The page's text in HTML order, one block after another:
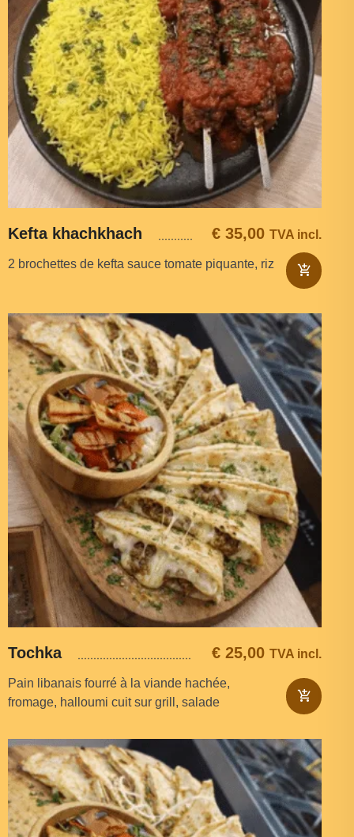
Kefta khachkhach €35,00 TVA incl.
2 brochettes de kefta sauce tomate piquante, riz
Tochka €25,00 TVA incl.
Pain libanais fourré à la viande hachée,
fromage, halloumi cuit sur grill, salade